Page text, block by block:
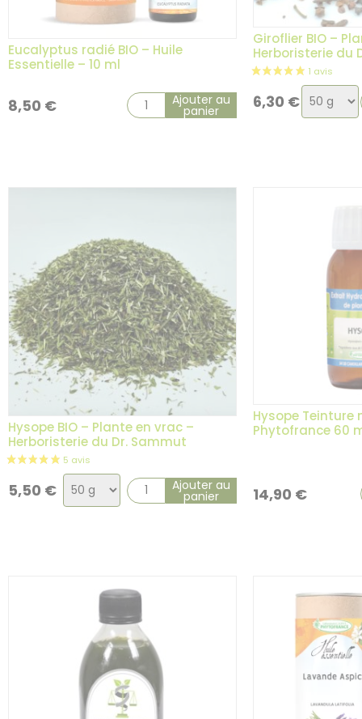
Eucalyptus radié BIO – Huile
Essentielle – 10 ml
8,50 € Ajouter au
panier
Giroflier BIO –
Herboristerie du
6,30 € Choix
de
Hysope BIO – Plante en vrac –
Herboristerie du Dr. Sammut
5,50 €
Choix
de
Ajouter au
panier
Hysope Teinture
Phytofrance 60
14,90 €